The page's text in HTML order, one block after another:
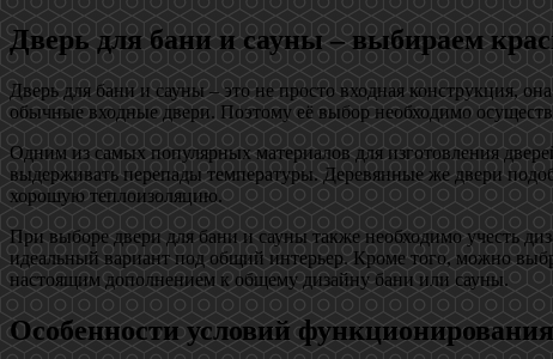
Дверь для бани и сауны – выбираем
Дверь для бани и сауны – это не просто входная конструкция,
обычные входные двери. Поэтому её выбор необходимо
Одним из самых популярных материалов для изготовления
выдерживать перепады температуры. Деревянные же двери
хорошую теплоизоляцию.
При выборе двери для бани и сауны также необходимо учесть
идеальный вариант под общий интерьер. Кроме того, можно
настоящим дополнением к общему дизайну бани или сауны.
Особенности условий